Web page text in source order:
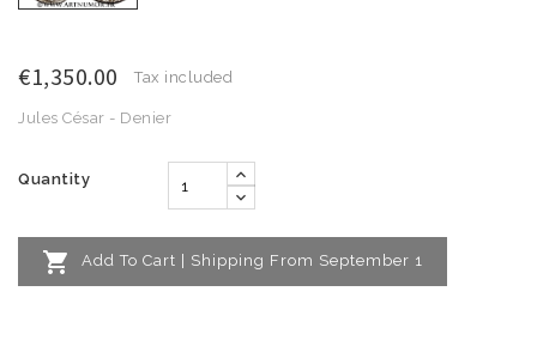
€1,350.00 Tax included
Jules César - Denier
Quantity
 Add To Cart | Shipping From September 1